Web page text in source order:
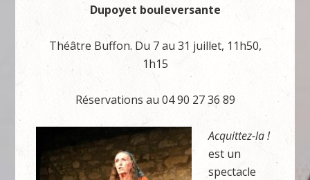
Dupoyet bouleversante
Théâtre Buffon. Du 7 au 31 juillet, 11h50,
1h15
Réservations au 04 90 27 36 89
Acquittez-la !
est un
spectacle